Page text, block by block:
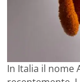
In Italia il nome